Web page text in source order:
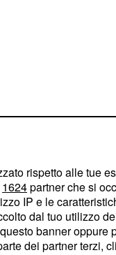
rispetto alle tue
1624partner che si
IP e le
dal tuo utilizzo
banner oppure
dei partner terzi,